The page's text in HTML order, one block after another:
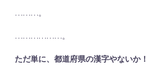
………。
………………。
ただ単に、都道府県の漢字やないか！